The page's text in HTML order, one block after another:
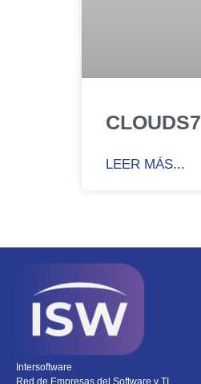
CLOUDS7
LEER MÁS...
Intersoftware
Red de Empresas del Software y TI